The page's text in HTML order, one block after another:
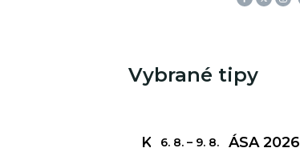
Vybrané tipy
6. 8. – 9. 8.
KŘEHKÁ KRÁSA 2026